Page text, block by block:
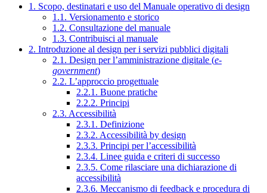
1. Scopo, destinatari e uso del Manuale operativo di design
1.1. Versionamento e storico
1.2. Consultazione del manuale
1.3. Contribuisci al manuale
2. Introduzione al design per i servizi pubblici digitali
2.1. Design per l’amministrazione digitale (e-
government)
2.2. L’approccio progettuale
2.2.1. Buone pratiche
2.2.2. Principi
2.3. Accessibilità
2.3.1. Definizione
2.3.2. Accessibilità by design
2.3.3. Principi per l’accessibilità
2.3.4. Linee guida e criteri di successo
2.3.5. Come rilasciare una dichiarazione di
accessibilità
2.3.6. Meccanismo di feedback e procedura di